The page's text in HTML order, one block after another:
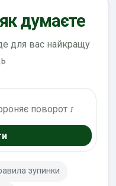
думаєте
для вас найкращу
зупинки